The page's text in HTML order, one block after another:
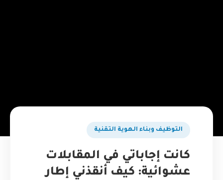
التوظيف وبناء الهوية التقنية
كانت إجاباتي في المقابلات
عشوائية: كيف أنقذني إطار